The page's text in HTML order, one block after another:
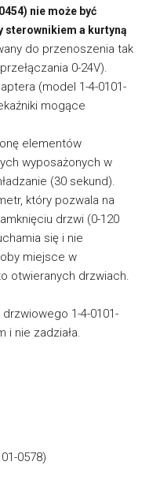
nie może być
sterownikiem a kurtyną
do przenoszenia tak
0-24V).
(model 1-4-0101-
mogące
elementów
wyposażonych w
(30 sekund).
który pozwala na
drzwi (0-120
się i nie
miejsce w
otwieranych drzwiach.
1-4-0101-
i nie zadziała.
0578)